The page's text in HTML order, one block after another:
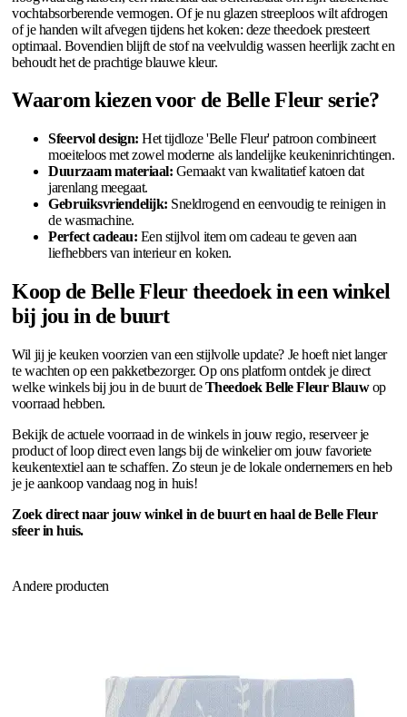
vochtabsorberende vermogen. Of je nu glazen streeploos wilt afdrogen
of je handen wilt afvegen tijdens het koken: deze theedoek presteert
optimaal. Bovendien blijft de stof na veelvuldig wassen heerlijk zacht en
behoudt het de prachtige blauwe kleur.
Waarom kiezen voor de Belle Fleur serie?
Sfeervol design: Het tijdloze 'Belle Fleur' patroon combineert
moeiteloos met zowel moderne als landelijke keukeninrichtingen.
Duurzaam materiaal: Gemaakt van kwalitatief katoen dat
jarenlang meegaat.
Gebruiksvriendelijk: Sneldrogend en eenvoudig te reinigen in
de wasmachine.
Perfect cadeau: Een stijlvol item om cadeau te geven aan
liefhebbers van interieur en koken.
Koop de Belle Fleur theedoek in een winkel
bij jou in de buurt
Wil jij je keuken voorzien van een stijlvolle update? Je hoeft niet langer
te wachten op een pakketbezorger. Op ons platform ontdek je direct
welke winkels bij jou in de buurt deTheedoek Belle Fleur Blauwop
voorraad hebben.
Bekijk de actuele voorraad in de winkels in jouw regio, reserveer je
product of loop direct even langs bij de winkelier om jouw favoriete
keukentextiel aan te schaffen. Zo steun je de lokale ondernemers en heb
je je aankoop vandaag nog in huis!
Zoek direct naar jouw winkel in de buurt en haal de Belle Fleur
sfeer in huis.
Andere producten